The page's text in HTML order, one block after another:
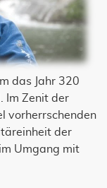
das Jahr 320
Im Zenit der
vorherrschenden
der
Umgang mit